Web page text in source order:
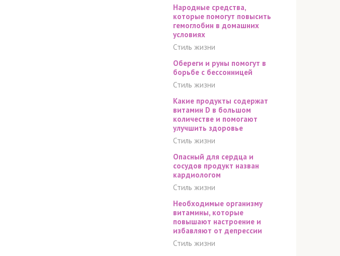
Народные средства,
которые помогут повысить
гемоглобин в домашних
условиях
Стиль жизни
Обереги и руны помогут в
борьбе с бессонницей
Стиль жизни
Какие продукты содержат
витамин D в большом
количестве и помогают
улучшить здоровье
Стиль жизни
Опасный для сердца и
сосудов продукт назван
кардиологом
Стиль жизни
Необходимые организму
витамины, которые
повышают настроение и
избавляют от депрессии
Стиль жизни